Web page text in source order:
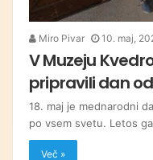
Miro Pivar 10. maj,
V Muzeju
pripravili dan
18. maj je mednarodni
po vsem svetu. Letos
Več »